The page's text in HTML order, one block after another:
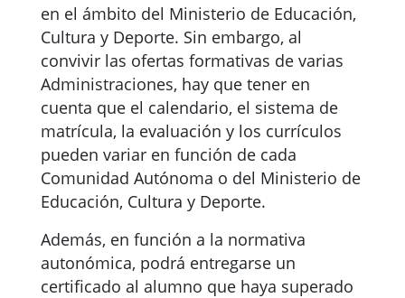
en el ámbito del Ministerio de Educación,
Cultura y Deporte. Sin embargo, al
convivir las ofertas formativas de varias
Administraciones, hay que tener en
cuenta que el calendario, el sistema de
matrícula, la evaluación y los currículos
pueden variar en función de cada
Comunidad Autónoma o del Ministerio de
Educación, Cultura y Deporte.
Además, en función a la normativa
autonómica, podrá entregarse un
certificado al alumno que haya superado